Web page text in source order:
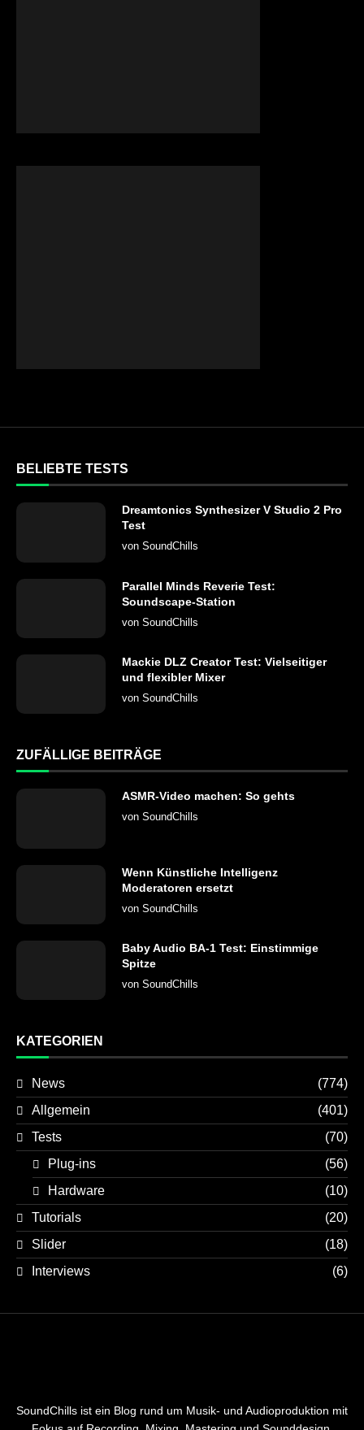
BELIEBTE TESTS
Dreamtonics Synthesizer V Studio 2 Pro
Test
von SoundChills
Parallel Minds Reverie Test:
Soundscape-Station
von SoundChills
Mackie DLZ Creator Test: Vielseitiger
und flexibler Mixer
von SoundChills
ZUFÄLLIGE BEITRÄGE
ASMR-Video machen: So gehts
von SoundChills
Wenn Künstliche Intelligenz
Moderatoren ersetzt
von SoundChills
Baby Audio BA-1 Test: Einstimmige
Spitze
von SoundChills
KATEGORIEN
News
(774)
Allgemein
(401)
Tests
(70)
Plug-ins
(56)
Hardware
(10)
Tutorials
(20)
Slider
(18)
Interviews
(6)
SoundChills ist ein Blog rund um Musik- und Audioproduktion mit